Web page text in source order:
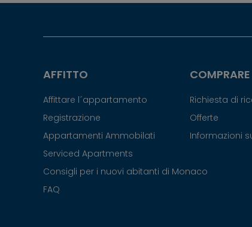
AFFITTO
Affittare l´appartamento
Registrazione
Appartamenti Ammobilati
Serviced Apartments
Consigli per i nuovi abitanti di Monaco
FAQ
COMPRARE
Richiesta di
Offerte
Informazioni